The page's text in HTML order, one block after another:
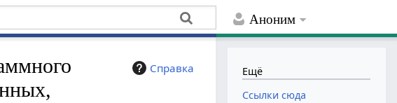
Аноним
Справка
Ещё
Ссылки сюда